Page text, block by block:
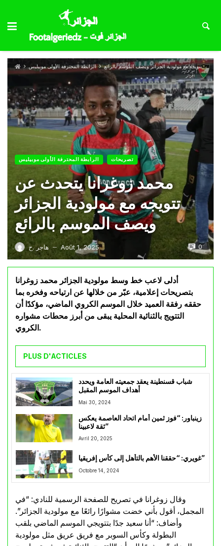
الرابطة المحترفة الأولى موبيليس محمد زوغرانا يتحدث عن تتويجه مع مولودية الجزائر ويصف الموسم بالرائع
الرابطة المحترفة الأولى موبيليس تصريحات
محمد زوغرانا يتحدث عن
تتويجه مع مولودية الجزائر
ويصف الموسم بالرائع
هاجر .ح — Août 1, 2025 0
أدلى لاعب خط وسط مولودية الجزائر محمد زوغرانا
بتصريحات إعلامية، عبّر من خلالها عن ارتياحه وفخره بما
حققه رفقة العميد خلال الموسم الكروي الماضي، مؤكدًا أن
التتويج بالثنائية المحلية يبقى من أبرز محطات مشواره
الكروي.
PLUS D'ACTICLES
شباب قسنطينة يعقد جمعيته العامة ويحدد
أهداف الموسم المقبل
Mai 30, 2024
زينباور: “فوز ثمين أمام اتحاد العاصمة يعكس
ثقة لاعبينا”
Avril 20, 2025
غويري: “حققنا الأهم بالتأهل إلى كأس إفريقيا”
Octobre 14, 2024
وقال زوغرانا في تصريح للصفحة الرسمية للنادي: “في
المجمل، أقول بأني خضت مشوارًا رائعًا مع مولودية الجزائر”.
وأضاف: “أنا سعيد جدًا بتتويجي الموسم الماضي بلقب
البطولة وكأس السوبر مع فريق عريق مثل مولودية